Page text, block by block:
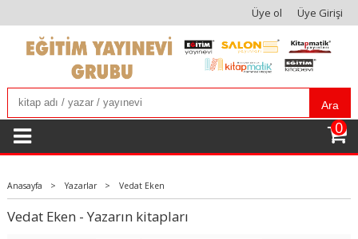
Üye ol Üye Girişi
Ara
0
Anasayfa > Yazarlar > Vedat Eken
Vedat Eken - Yazarın kitapları